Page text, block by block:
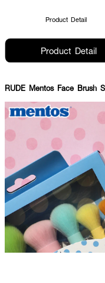
Product Detail
Product Detail
RUDE Mentos Face Brush